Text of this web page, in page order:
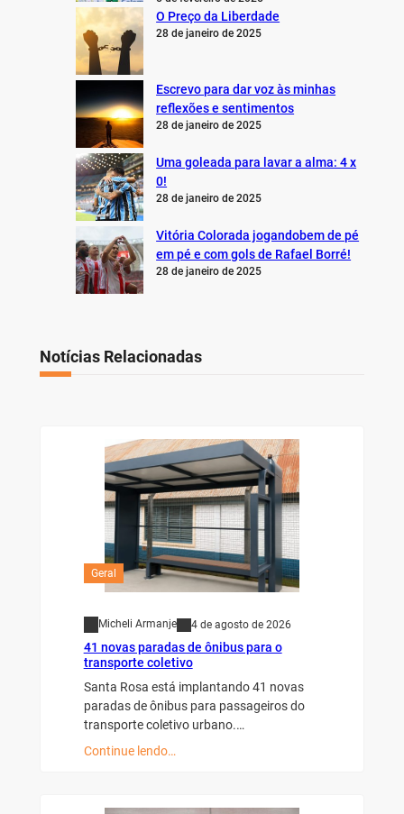
O Preço da Liberdade
28 de janeiro de 2025
Escrevo para dar voz às minhas
reflexões e sentimentos
28 de janeiro de 2025
Uma goleada para lavar a alma: 4 x
0!
28 de janeiro de 2025
Vitória Colorada jogandobem de pé
em pé e com gols de Rafael Borré!
28 de janeiro de 2025
Notícias Relacionadas
Geral
Micheli Armanje 4 de agosto de 2026
41 novas paradas de ônibus para o
transporte coletivo
Santa Rosa está implantando 41 novas
paradas de ônibus para passageiros do
transporte coletivo urbano.…
Continue lendo…